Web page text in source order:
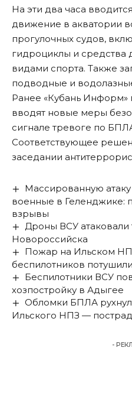
На эти два часа
движение в акватории
прогулочных судов,
гидроциклы и средства
видами спорта. Также
подводные и
Ранее «Кубань Информ»
вводят новые меры
сигнале тревоге по
Соответствующее
заседании
Массированную
военные в Геленджике:
взрывы
Дроны ВСУ атаковали
Новороссийска
Пожар на Ильском
беспилотников потушили
Беспилотники ВСУ
хозпостройку в Адыгее
Обломки БПЛА
Ильского НПЗ —
-